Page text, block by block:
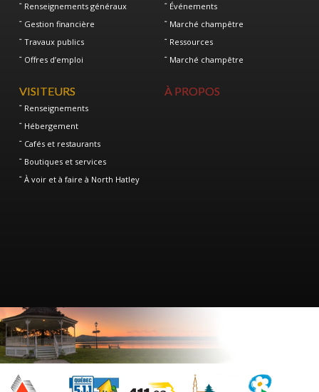
Renseignements généraux
Gestion financière
Travaux publics
Offres d’emploi
Événements
Marché champêtre
Ressources
Marché champêtre
VISITEURS
Renseignements
Hébergement
Cafés et restaurants
Boutiques et services
À voir et à faire à North Hatley
À PROPOS